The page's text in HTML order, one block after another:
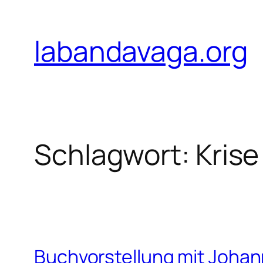
springenlabandavaga.org
Schlagwort: Krise
Buchvorstellung mit